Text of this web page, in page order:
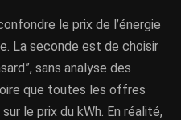
le prix de l’énergie
La seconde est de choisir
sans analyse des
que toutes les offres
le prix du kWh. En réalité,